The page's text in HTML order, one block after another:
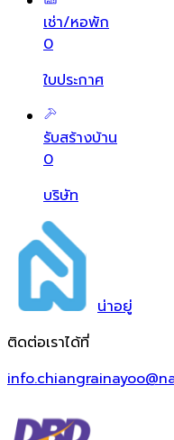
เช่า/หอพัก
0
ใบประกาศ
รับสร้างบ้าน
0
บริษัท
น่าอยู่
ติดต่อเราได้ที่